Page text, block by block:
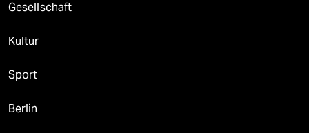
Gesellschaft
Kultur
Sport
Berlin